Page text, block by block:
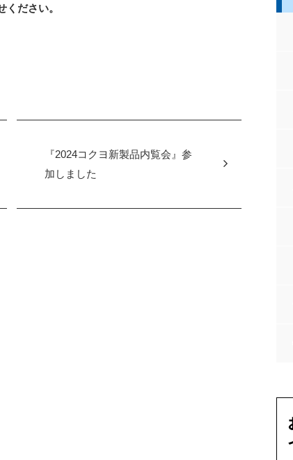
ださい。
『2024コクヨ新製品内覧会』参
加しました